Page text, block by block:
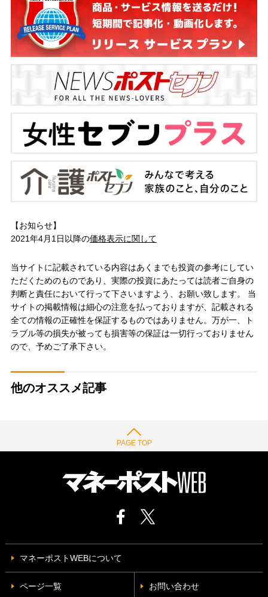
【お知らせ】
2021年4月1日以降の価格表示に関して
当サイトに記載されている内容はあくまでも投資の参考にしてい
ただくためのものであり、実際の投資にあたっては読者ご自身の
判断と責任において行って下さいますよう、お願い致します。 当
サイトの掲載情報は細心の注意を払っておりますが、記載される
全ての情報の正確性を保証するものではありません。万が一、ト
ラブル等の損失が被っても損害等の保証は一切行っておりません
ので、予めご了承下さい。
他のオススメ記事
PAGE TOP
マネーポストWEBについて
ページ一覧 お問い合わせ